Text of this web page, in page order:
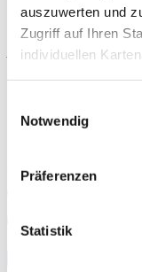
auszuwerten und
Zugriff auf Ihren
individuellen
unsere Partner
verarbeiten diese
Websites. Die
zum Website-
kann die
nicht
Notwendig
Präferenzen
Statistik
Kontaktiere uns!
E-Mail schreiben
Freiwilligendienste
96049 Bamberg